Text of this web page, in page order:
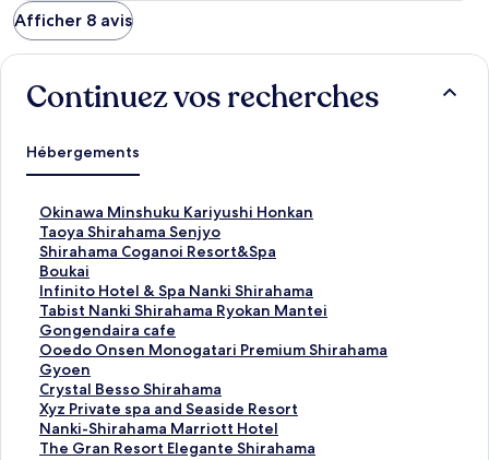
Afficher 8 avis
Continuez vos recherches
Hébergements
Okinawa Minshuku Kariyushi Honkan
L
i
e
n
o
u
v
r
a
n
t
l
a
Taoya Shirahama Senjyo
L
i
e
n
o
u
v
r
a
n
t
l
Shirahama Coganoi Resort&Spa
L
i
e
n
o
u
v
r
a
n
t
Boukai
L
i
e
n
o
u
v
r
a
n
Infinito Hotel & Spa Nanki Shirahama
L
i
e
n
o
u
v
r
a
Tabist Nanki Shirahama Ryokan Mantei
L
i
e
n
o
u
v
r
Gongendaira cafe
L
i
e
n
o
u
v
Ooedo Onsen Monogatari Premium Shirahama
Gyoen
L
i
e
n
o
u
Crystal Besso Shirahama
L
i
e
n
Xyz Private spa and Seaside Resort
L
i
e
Nanki-Shirahama Marriott Hotel
L
iThe Gran Resort Elegante Shirahama
L